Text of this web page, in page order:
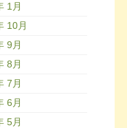
1月
10月
9月
8月
7月
6月
5月